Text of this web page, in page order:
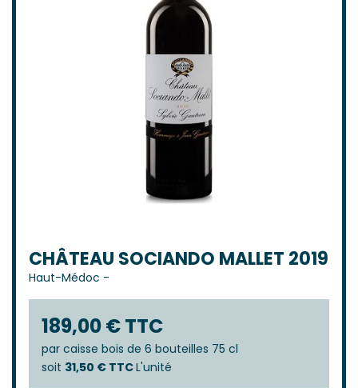
CHÂTEAU SOCIANDO MALLET 2019
Haut-Médoc -
189,00 € TTC
par caisse bois de 6 bouteilles 75 cl
soit 31,50 € TTCL'unité